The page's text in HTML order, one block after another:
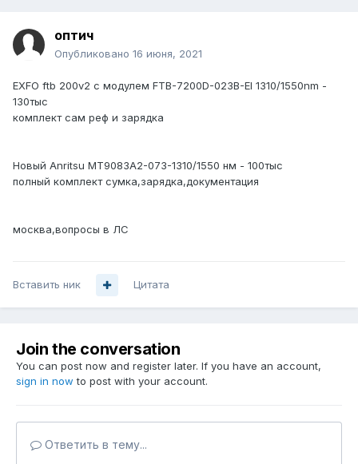
оптич
Опубликовано 16 июня, 2021
EXFO ftb 200v2 с модулем FTB-7200D-023B-EI 1310/1550nm -
130тыс
комплект сам реф и зарядка
Новый Anritsu MT9083A2-073 -1310/1550 нм - 100тыс
полный комплект сумка,зарядка,документация
москва,вопросы в ЛС
Вставить ник Цитата
Join the conversation
You can post now and register later. If you have an account,
sign in now to post with your account.
Ответить в тему...